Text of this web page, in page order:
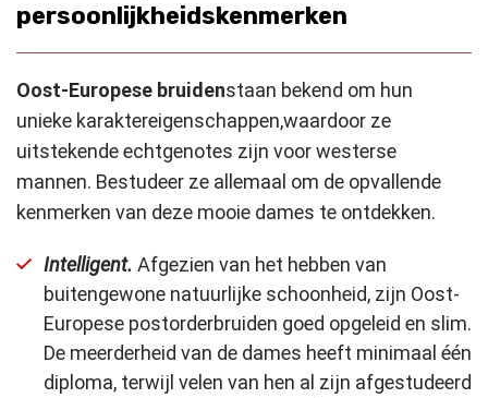
persoonlijkheidskenmerken
Oost-Europese bruidenstaan bekend om hun
unieke karaktereigenschappen,waardoor ze
uitstekende echtgenotes zijn voor westerse
mannen. Bestudeer ze allemaal om de opvallende
kenmerken van deze mooie dames te ontdekken.
Intelligent. Afgezien van het hebben van
buitengewone natuurlijke schoonheid, zijn Oost-
Europese postorderbruiden goed opgeleid en slim.
De meerderheid van de dames heeft minimaal één
diploma, terwijl velen van hen al zijn afgestudeerd